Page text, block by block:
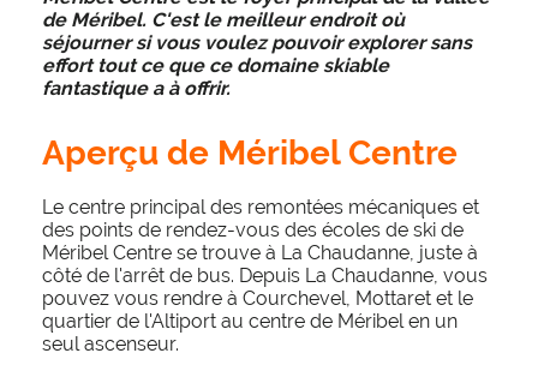
de Méribel. C'est le meilleur endroit où
séjourner si vous voulez pouvoir explorer sans
effort tout ce que ce domaine skiable
fantastique a à offrir.
Aperçu de Méribel Centre
Le centre principal des remontées mécaniques et
des points de rendez-vous des écoles de ski de
Méribel Centre se trouve à La Chaudanne, juste à
côté de l'arrêt de bus. Depuis La Chaudanne, vous
pouvez vous rendre à Courchevel, Mottaret et le
quartier de l'Altiport au centre de Méribel en un
seul ascenseur.